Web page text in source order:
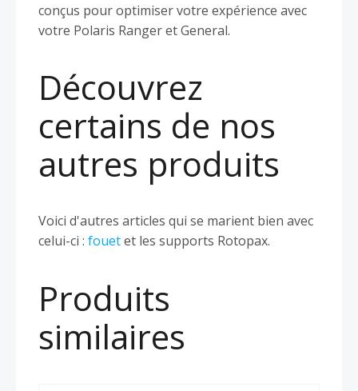
conçus pour optimiser votre expérience avec
votre Polaris Ranger et General.
Découvrez
certains de nos
autres produits
Voici d'autres articles qui se marient bien avec
celui-ci : fouetet les supports Rotopax.
Produits
similaires